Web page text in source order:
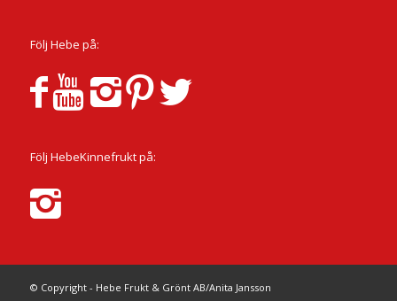
Följ Hebe på:
Följ HebeKinnefrukt på:
© Copyright - Hebe Frukt & Grönt AB/Anita Jansson